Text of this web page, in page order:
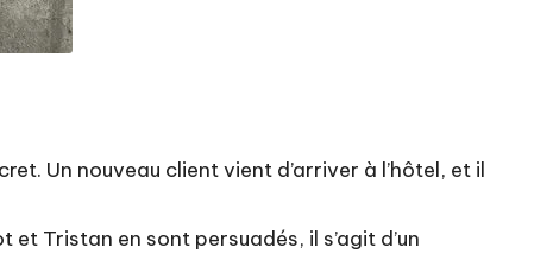
Un nouveau client vient d’arriver à l’hôtel, et il
et Tristan en sont persuadés, il s’agit d’un